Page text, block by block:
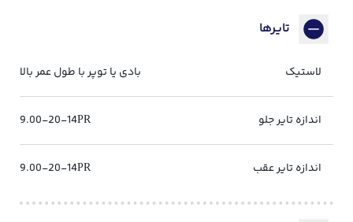
تایرها
لاستیک‌ بادی یا توپر با طول عمر بالا
اندازه تایر جلو 9.00-20-14PR
اندازه تایر عقب 9.00-20-14PR